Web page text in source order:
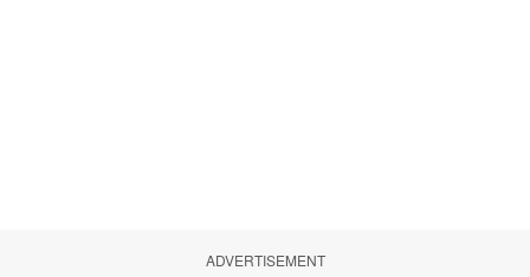
ADVERTISEMENT